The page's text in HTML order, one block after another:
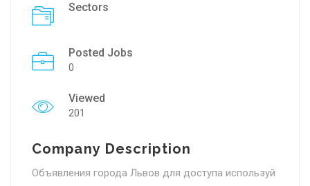
Sectors
Posted Jobs
0
Viewed
201
Company Description
Объявления города Львов для доступа используй